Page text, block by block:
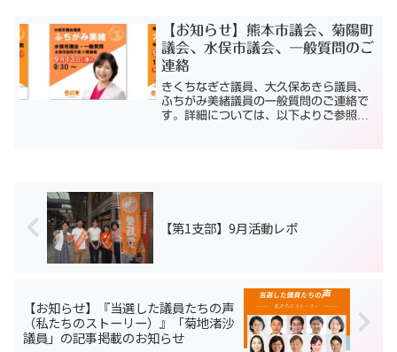
【お知らせ】熊本市議会、菊陽町
議会、水俣市議会、一般質問のご
連絡
きくちなぎさ議員、大久保あきら議員、
ふちがみ美緒議員の一般質問のご連絡で
す。詳細については、以下よりご参照く
【第1支部】9月活動レポ
【お知らせ】『当選した議員たちの声
（私たちのストーリー）』「菊地渚沙
議員」の記事掲載のお知らせ